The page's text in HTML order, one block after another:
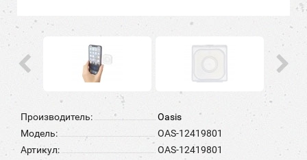
Производитель:
Oasis
Модель:
OAS-12419801
Артикул:
OAS-12419801